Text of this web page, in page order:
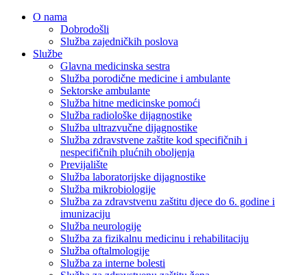
O nama
Dobrodošli
Služba zajedničkih poslova
Službe
Glavna medicinska sestra
Služba porodične medicine i ambulante
Sektorske ambulante
Služba hitne medicinske pomoći
Služba radiološke dijagnostike
Služba ultrazvučne dijagnostike
Služba zdravstvene zaštite kod specifičnih i
nespecifičnih plućnih oboljenja
Previjalište
Služba laboratorijske dijagnostike
Služba mikrobiologije
Služba za zdravstvenu zaštitu djece do 6. godine i
imunizaciju
Služba neurologije
Služba za fizikalnu medicinu i rehabilitaciju
Služba oftalmologije
Služba za interne bolesti